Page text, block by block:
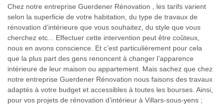
Chez notre entreprise Guerdener Rénovation , les tarifs varient
selon la superficie de votre habitation, du type de travaux de
rénovation d’intérieure que vous souhaitez, du style que vous
cherchez etc... Effectuer cette intervention peut être coûteux,
nous en avons conscience. Et c’est particulièrement pour cela
que la plus part des gens renoncent à changer l’apparence
intérieure de leur maison ou appartement. Mais sachez que chez
notre entreprise Guerdener Rénovation nous faisons des travaux
adaptés à votre budget et accessibles à toutes les bourses. Ainsi,
pour vos projets de rénovation d’intérieur à Villars-sous-yens ;